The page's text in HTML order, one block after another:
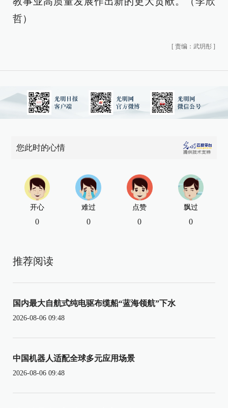
哲）
[ 责编：武玥彤 ]
您此时的心情
开心
0
难过
0
点赞
0
飘过
0
推荐阅读
国内最大自航式纯电驱布缆船“蓝海领航”下水
2026-08-06 09:48
中国机器人适配全球多元应用场景
2026-08-06 09:48